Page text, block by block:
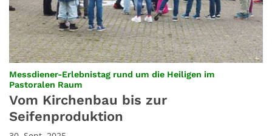
Messdiener-Erlebnistag rund um die Heiligen im
Pastoralen Raum
Vom Kirchenbau bis zur
Seifenproduktion